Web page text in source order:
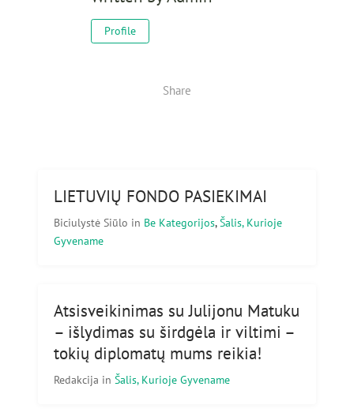
Profile
Share
LIETUVIŲ FONDO PASIEKIMAI
Biciulystė Siūlo in Be Kategorijos,Šalis, Kurioje
Gyvename
Atsisveikinimas su Julijonu Matuku
– išlydimas su širdgėla ir viltimi –
tokių diplomatų mums reikia!
Redakcija in Šalis, Kurioje Gyvename